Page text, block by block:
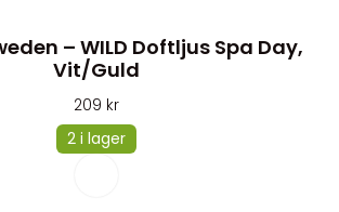
– WILD Doftljus Spa Day,
Vit/guld
209 kr
2 i lager